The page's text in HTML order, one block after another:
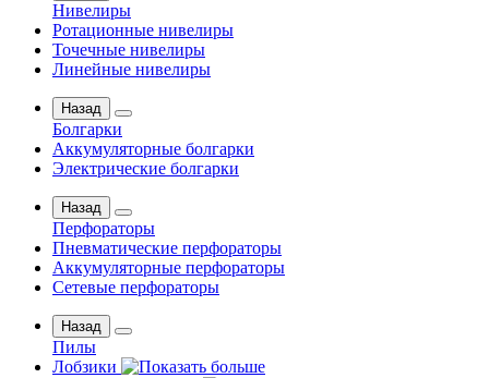
Нивелиры
Ротационные нивелиры
Точечные нивелиры
Линейные нивелиры
Назад
Болгарки
Аккумуляторные болгарки
Электрические болгарки
Назад
Перфораторы
Пневматические перфораторы
Аккумуляторные перфораторы
Сетевые перфораторы
Назад
Пилы
Лобзики